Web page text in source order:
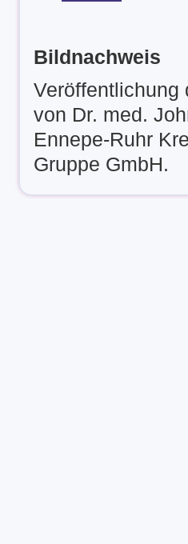
Bildnachweis
Veröffentlichung
von Dr. med.
Ennepe-Ruhr
Gruppe GmbH.